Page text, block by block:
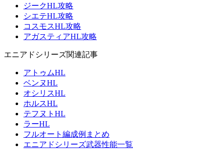
ジークHL攻略
シエテHL攻略
コスモスHL攻略
アガスティアHL攻略
エニアドシリーズ関連記事
アトゥムHL
ベンヌHL
オシリスHL
ホルスHL
テフヌトHL
ラーHL
フルオート編成例まとめ
エニアドシリーズ武器性能一覧